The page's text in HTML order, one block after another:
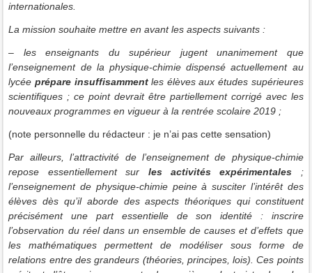
internationales.
La mission souhaite mettre en avant les aspects suivants :
– les enseignants du supérieur jugent unanimement que
l’enseignement de la physique-chimie dispensé actuellement au
lycéeprépare insuffisammentles élèves aux études supérieures
scientifiques ; ce point devrait être partiellement corrigé avec les
nouveaux programmes en vigueur à la rentrée scolaire 2019 ;
(note personnelle du rédacteur : je n’ai pas cette sensation)
Par ailleurs, l’attractivité de l’enseignement de physique-chimie
repose essentiellement sur les activités expérimentales ;
l’enseignement de physique-chimie peine à susciter l’intérêt des
élèves dès qu’il aborde des aspects théoriques qui constituent
précisément une part essentielle de son identité : inscrire
l’observation du réel dans un ensemble de causes et d’effets que
les mathématiques permettent de modéliser sous forme de
relations entre des grandeurs (théories, principes, lois). Ces points